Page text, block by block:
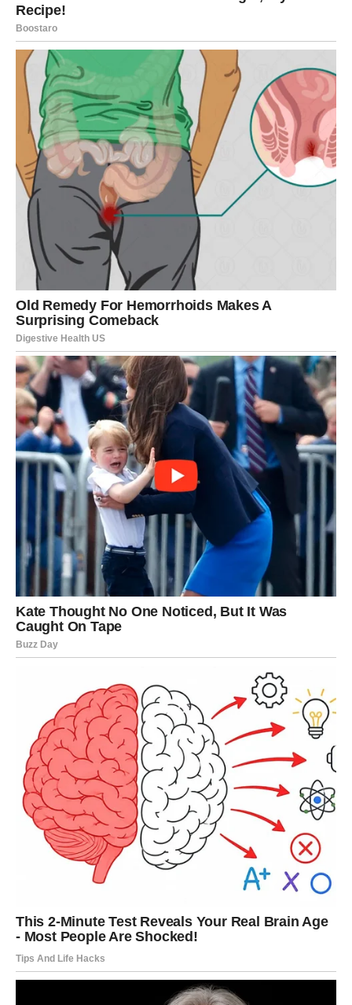
KONKRETNI PLANOVI
Bik ulazi u dekadu razmišljanja o budućnosti.
Ljubav:Ozbiljni razgovori, moguće pomirenje ili
učvršćivanje veze.
Posao:Fokus na finansijama i dugoročnim projektima.
Lekcija:Ne vraćajte se na staro iz nostalgije.
BLIZANCI – KOMUNIKACIJA
KOJA MENJA SVE
Blizanci u ovoj dekadi imaju najviše poruka, razgovora i
novih kontakata.
Ljubav:
Flert, javljanje bivše osobe ili novo poznanstvo.
Posao:Važna informacija ili ponuda.
Lekcija:Iskrenost vam donosi napredak.
RAK – EMOTIVNO
RAZJAŠNJENJE
Rak ulazi u period kada mora da posluša intuiciju.
Ljubav:Razgovor koji rešava dilemu. Moguće zatvaranje
jednog poglavlja.
Posao: Razmišljanje o promeni pravca.
Lekcija:Ne nosite tuđe emocije na svojim leđima.
LAV – PRIZNANJE I PONOVNO
Lav dobija energiju podrške.
Ljubav:Strast i više pažnje. Slobodni Lavovi privlače
nove ljude.
Posao:Pohvala ili prilika za isticanje.
Lekcija:Pokažite i nežnost, ne samo snagu.
DEVICA – ČIŠĆENJE I NOVI
Devica ulazi u fazu završetaka.
Ljubav:Jasnoća – ili ozbiljan korak napred, ili raskid sa
nečim što nema perspektivu.